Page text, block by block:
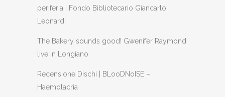
periferia | Fondo Bibliotecario Giancarlo
Leonardi
The Bakery sounds good! Gwenifer Raymond
live in Longiano
Recensione Dischi | BLooDNoISE –
Haemolacria